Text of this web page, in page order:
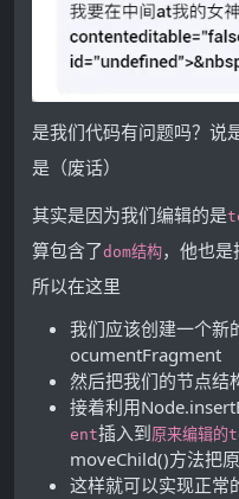
是我们代码有问题吗？说
是（废话）
其实是因为我们编辑的是
算包含了dom结构，他也是
所以在这里
我们应该创建一个新
ocumentFragment
然后把我们的节点结
接着利用
ent插入到原来编辑
moveChild()方法把
这样就可以实现正常